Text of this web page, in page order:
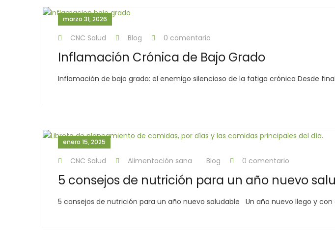
marzo 31, 2026
CNC Salud Blog 0 comentario
Inflamación Crónica de Bajo Grado
Inflamación de bajo grado: el enemigo silencioso de la fatiga crónica Desde
enero 15, 2025
CNC Salud Alimentación sana Blog 0 comentario
5 consejos de nutrición para un año nuevo
5 consejos de nutrición para un año nuevo saludable Un año nuevo llego y